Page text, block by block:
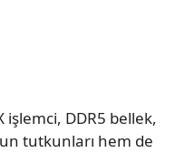
DDR5 bellek,
tutkunları hem de